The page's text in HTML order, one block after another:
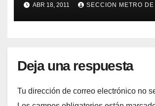
ABR 18, 2011 SECCION METRO
Deja una respuesta
Tu dirección de correo electrónico no